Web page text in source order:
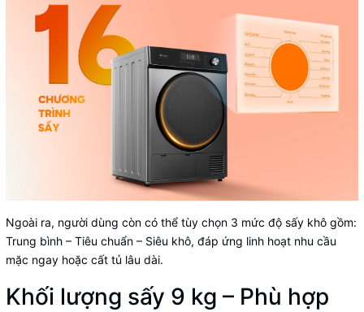
Ngoài ra, người dùng còn có thể tùy chọn 3 mức độ sấy khô gồm:
Trung bình – Tiêu chuẩn – Siêu khô, đáp ứng linh hoạt nhu cầu
mặc ngay hoặc cất tủ lâu dài.
Khối lượng sấy 9 kg – Phù hợp